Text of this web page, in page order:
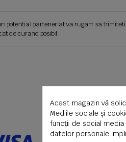
potential parteneriat va rugam sa trimiteti
de curand posibil.
Acest magazin vă
Mediile sociale și
funcții de social
datelor personale